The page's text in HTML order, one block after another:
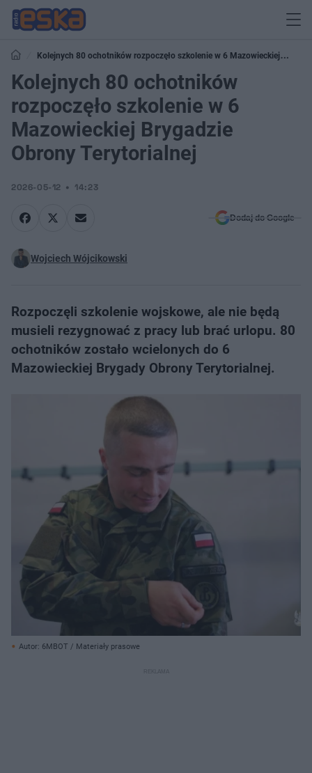
Kolejnych 80 ochotników rozpoczęło szkolenie w 6 Mazowieckiej
Brygadzie Obrony Terytorialnej
Kolejnych 80 ochotników
rozpoczęło szkolenie w 6
Mazowieckiej Brygadzie
Obrony Terytorialnej
2026-05-12 14:23
Dodaj do Google
Wojciech Wójcikowski
Rozpoczęli szkolenie wojskowe, ale nie będą
musieli rezygnować z pracy lub brać urlopu. 80
ochotników zostało wcielonych do 6
Mazowieckiej Brygady Obrony Terytorialnej.
Autor: 6MBOT / Materiały prasowe